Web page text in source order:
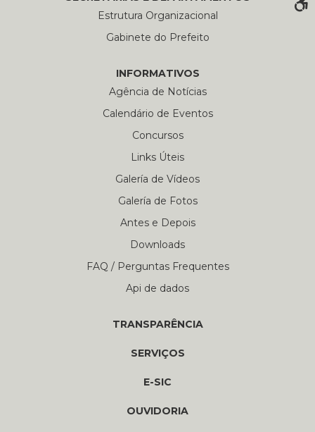
Estrutura Organizacional
Gabinete do Prefeito
INFORMATIVOS
Agência de Notícias
Calendário de Eventos
Concursos
Links Úteis
Galería de Vídeos
Galería de Fotos
Antes e Depois
Downloads
FAQ / Perguntas Frequentes
Api de dados
TRANSPARÊNCIA
SERVIÇOS
E-SIC
OUVIDORIA